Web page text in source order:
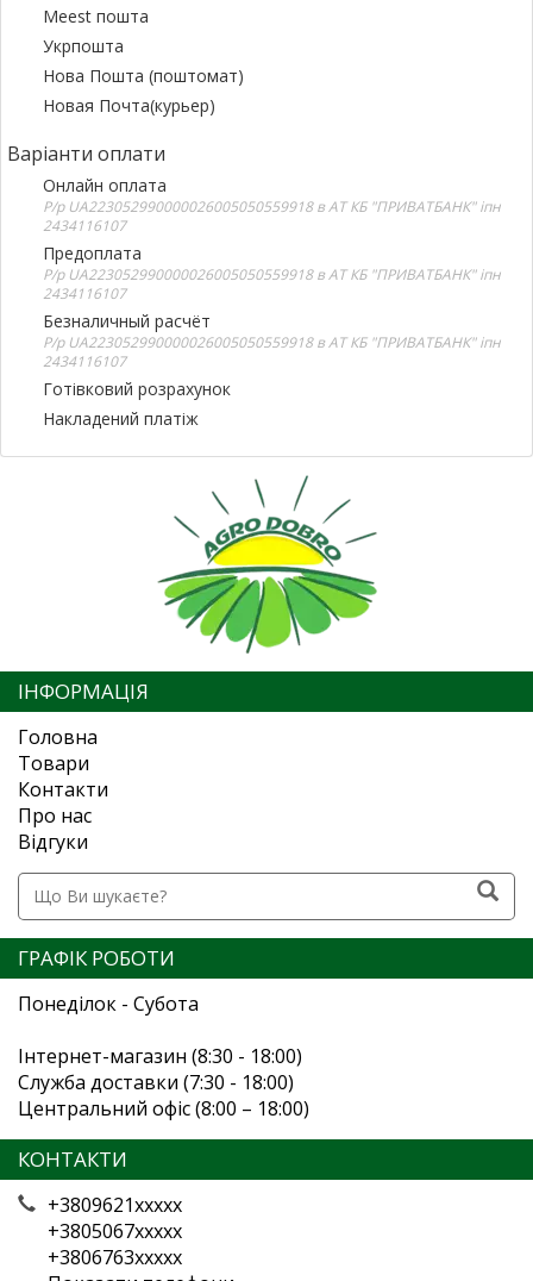
Meest пошта
Укрпошта
Нова Пошта (поштомат)
Новая Почта(курьер)
Варіанти оплати
Онлайн оплата
Р/р UA223052990000026005050559918 в АТ КБ "ПРИВАТБАНК" іпн
2434116107
Предоплата
Р/р UA223052990000026005050559918 в АТ КБ "ПРИВАТБАНК" іпн
2434116107
Безналичный расчёт
Р/р UA223052990000026005050559918 в АТ КБ "ПРИВАТБАНК" іпн
2434116107
Готівковий розрахунок
Накладений платіж
ІНФОРМАЦІЯ
Головна
Товари
Контакти
Про нас
Відгуки
ГРАФІК РОБОТИ
Понеділок - Субота
Інтернет-магазин (8:30 - 18:00)
Служба доставки (7:30 - 18:00)
Центральний офіс (8:00 – 18:00)
КОНТАКТИ
+3809621xxxxx
+3805067xxxxx
+3806763xxxxx